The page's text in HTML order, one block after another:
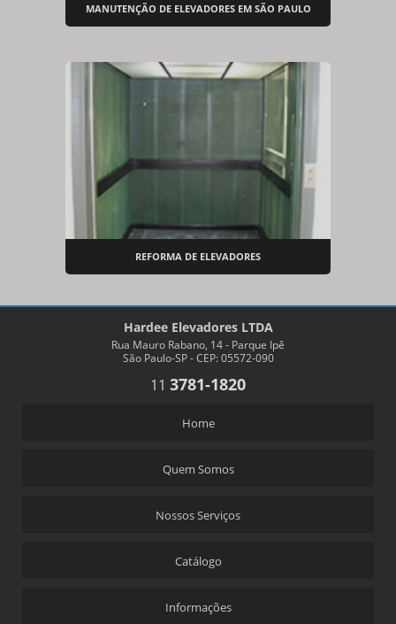
MANUTENÇÃO DE ELEVADORES EM SÃO PAULO
REFORMA DE ELEVADORES
Hardee Elevadores LTDA
Rua Mauro Rabano, 14 - Parque Ipê
São Paulo-SP - CEP: 05572-090
11 3781-1820
Home
Quem Somos
Nossos Serviços
Catálogo
Informações